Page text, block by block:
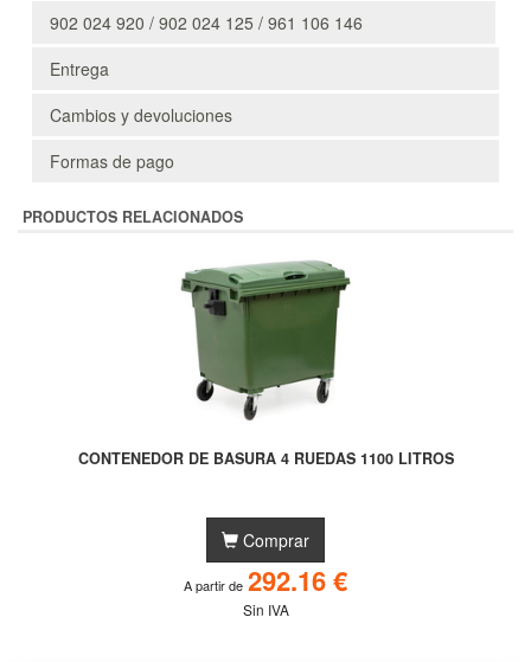
902 024 920 / 902 024 125 / 961 106 146
Entrega
Cambios y devoluciones
Formas de pago
PRODUCTOS RELACIONADOS
CONTENEDOR DE BASURA 4 RUEDAS 1100 LITROS
Comprar
A partir de 292.16 €
Sin IVA